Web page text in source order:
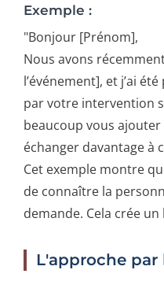
Exemple :
"Bonjour [Prénom],
Nous avons
l’événement], et j’ai
par votre intervention
beaucoup vous
échanger davantage à
Cet exemple montre
de connaître la
demande. Cela crée
L'approche